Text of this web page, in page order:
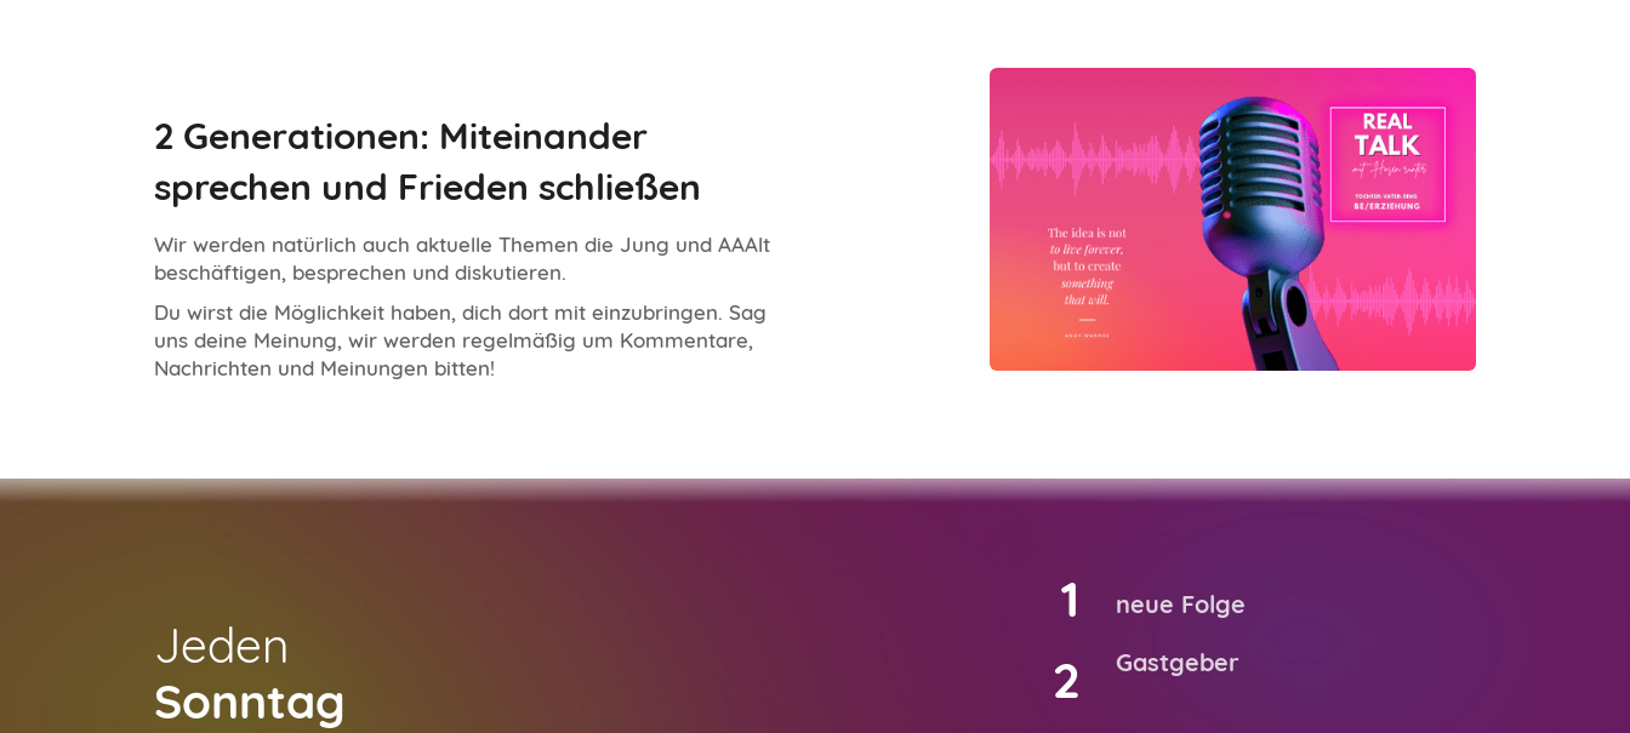
2 Generationen: Miteinander
sprechen und Frieden schließen
Wir werden natürlich auch aktuelle Themen die Jung und AAAlt
beschäftigen, besprechen und diskutieren.
Du wirst die Möglichkeit haben, dich dort mit einzubringen. Sag
uns deine Meinung, wir werden regelmäßig um Kommentare,
Nachrichten und Meinungen bitten!
Jeden
Sonntag
1
2
neue Folge
Gastgeber